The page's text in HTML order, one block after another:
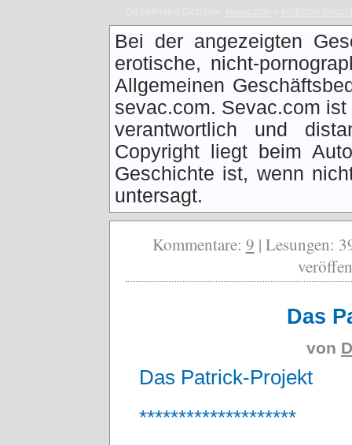
Bei der angezeigten
erotische, nicht-
Allgemeinen
sevac.com. Sevac.com
verantwortlich und
Copyright liegt beim
Geschichte ist, wenn
untersagt.
Kommentare: 9 | Lesungen:
Das
von
Das Patrick-Projekt
********************